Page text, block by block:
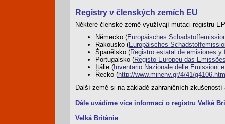
Registry v členských zemích EU
Některé členské země využívají mutaci registru
Německo (Europäisches
Rakousko (Europäisches
Španělsko (Registro estatal de emisiones
Portugalsko (Registo Europeu das
Itálie ( Inventario Nazionale delle Emissioni
Řecko (http://www.minenv.gr/4/41/
Další země si na základě zahraničních
Dále uvádíme více informací o registru Velké
Velká Británie